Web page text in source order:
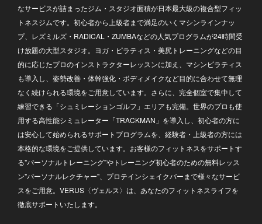
なサービスが詰まったジム・スタジオ面積が日本最大級の複合型フィッ
トネスジムです。初心者から上級者まで満足のいくマシンラインナッ
プ、レズミルズ・RADICAL・ZUMBAなどの人気プログラムが24時間受
け放題の大型スタジオ。ヨガ・ピラティス・美尻トレーニングなどの目
的に応じたプロのインストラクターレッスンに加え、マシンピラティス
も導入し、姿勢改善・体幹強化・ボディメイクなど目的に合わせて無理
なく続けられる環境をご用意しています。さらに、完全個室で集中して
練習できる「シュミレーションゴルフ」エリアも完備。世界のプロも使
用する高性能シミュレーター「TRACKMAN」を導入し、初心者の方に
は安心して始められるサポートプログラムを、経験者・上級者の方には
本格的な環境をご提供しています。お客様のフィットネスをサポートす
る"パーソナルトレーニング"やトレーニング初心者のための無料レッス
ン"パーソナルレクチャー"、プロテインシェイクバーまで様々なサービ
スをご用意。VERUS〈ヴェルス〉は、あなたのフィットネスライフを
徹底サポートいたします。